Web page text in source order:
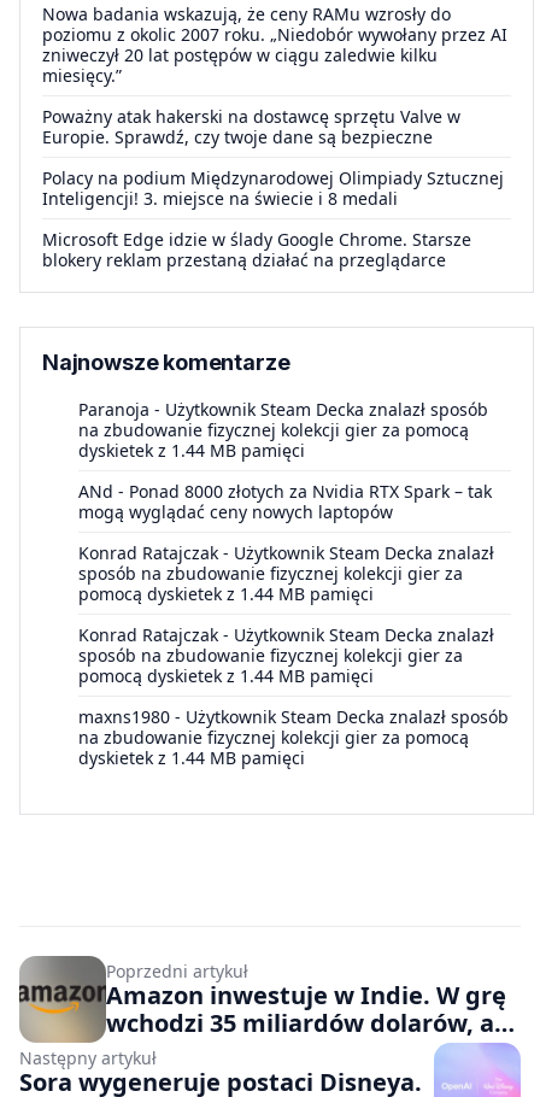
Nowa badania wskazują, że ceny RAMu wzrosły do
poziomu z okolic 2007 roku. „Niedobór wywołany przez AI
zniweczył 20 lat postępów w ciągu zaledwie kilku
miesięcy.”
Poważny atak hakerski na dostawcę sprzętu Valve w
Europie. Sprawdź, czy twoje dane są bezpieczne
Polacy na podium Międzynarodowej Olimpiady Sztucznej
Inteligencji! 3. miejsce na świecie i 8 medali
Microsoft Edge idzie w ślady Google Chrome. Starsze
blokery reklam przestaną działać na przeglądarce
Najnowsze komentarze
Paranoja - Użytkownik Steam Decka znalazł sposób
na zbudowanie fizycznej kolekcji gier za pomocą
dyskietek z 1.44 MB pamięci
ANd - Ponad 8000 złotych za Nvidia RTX Spark – tak
mogą wyglądać ceny nowych laptopów
Konrad Ratajczak - Użytkownik Steam Decka znalazł
sposób na zbudowanie fizycznej kolekcji gier za
pomocą dyskietek z 1.44 MB pamięci
Konrad Ratajczak - Użytkownik Steam Decka znalazł
sposób na zbudowanie fizycznej kolekcji gier za
pomocą dyskietek z 1.44 MB pamięci
maxns1980 - Użytkownik Steam Decka znalazł sposób
na zbudowanie fizycznej kolekcji gier za pomocą
dyskietek z 1.44 MB pamięci
Poprzedni artykuł
Amazon inwestuje w Indie. W grę
wchodzi 35 miliardów dolarów, a
celem jest „rozwój innowacji w
zakresie AI”
Następny artykuł
Sora wygeneruje postaci Disneya.